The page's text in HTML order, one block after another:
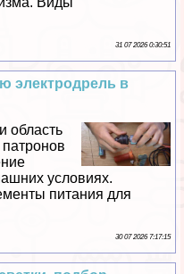
31 07 2026 0:30:51
электродрель в
область
условиях.
питания для
30 07 2026 7:17:15